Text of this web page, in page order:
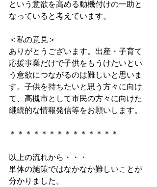
という意欲を高める動機付けの一助と
なっていると考えています。
＜私の意見＞
ありがとうございます。出産・子育て
応援事業だけで子供をもうけたいとい
う意欲につながるのは難しいと思いま
す。子供を持ちたいと思う方々に向け
て、高槻市として市民の方々に向けた
継続的な情報発信等をお願いします。
＊＊＊＊＊＊＊＊＊＊＊＊＊＊
以上の流れから・・・
単体の施策ではなかなか難しいことが
分かりました。